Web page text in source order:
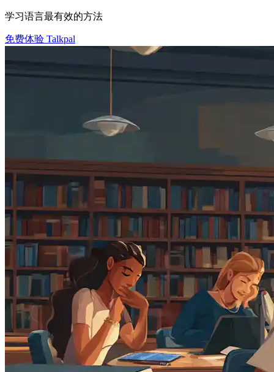
学习语言最有效的方法
免费体验 Talkpal